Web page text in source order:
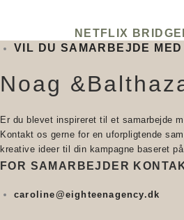
NETFLIX
VIL DU SAMARBEJDE MED
Noag
Er du blevet inspireret til et samarbejde
Kontakt os gerne for en uforpligtende
kreative ideer til din kampagne baseret på
FOR SAMARBEJDER
caroline@eighteenagency.dk